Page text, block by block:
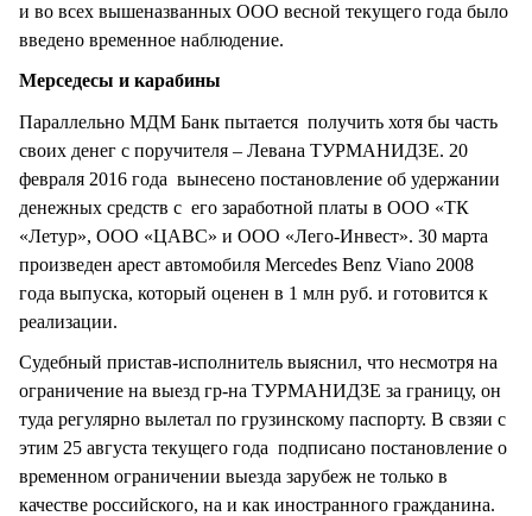
и во всех вышеназванных ООО весной текущего года было
введено временное наблюдение.
Мерседесы и карабины
Параллельно МДМ Банк пытается получить хотя бы часть
своих денег с поручителя – Левана ТУРМАНИДЗЕ. 20
февраля 2016 года вынесено постановление об удержании
денежных средств с его заработной платы в ООО «ТК
«Летур», ООО «ЦАВС» и ООО «Лего-Инвест». 30 марта
произведен арест автомобиля Mercedes Benz Viano 2008
года выпуска, который оценен в 1 млн руб. и готовится к
реализации.
Судебный пристав-исполнитель выяснил, что несмотря на
ограничение на выезд гр-на ТУРМАНИДЗЕ за границу, он
туда регулярно вылетал по грузинскому паспорту. В свзяи с
этим 25 августа текущего года подписано постановление о
временном ограничении выезда зарубеж не только в
качестве российского, на и как иностранного гражданина.